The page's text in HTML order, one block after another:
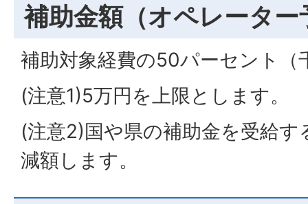
補助金額（オペレーター
補助対象経費の50パーセント（
(注意1)5万円を上限とします。
(注意2)国や県の補助金を受給
減額します。